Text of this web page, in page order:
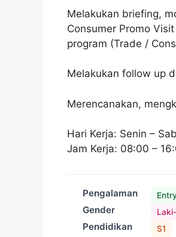
Melakukan briefing,
Consumer Promo
program (Trade /
Melakukan follow up
Merencanakan,
Hari Kerja: Senin –
Jam Kerja: 08:00 –
Pengalaman Entry
Gender
Pendidikan S1